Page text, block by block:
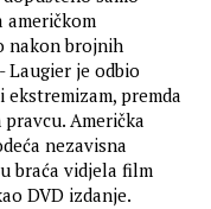
američkom
nakon brojnih
Laugier je odbio
premda
Američka
nezavisna
braća vidjela film
DVD izdanje.